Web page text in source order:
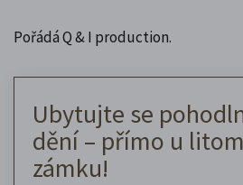
Pořádá Q & I production.
Ubytujte se
dění – přímo u
zámku!